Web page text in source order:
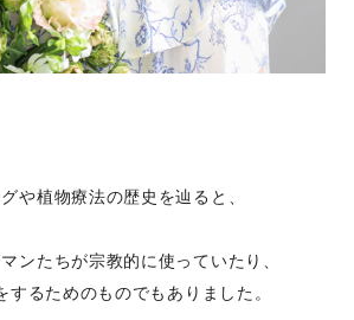
や植物療法の歴史を辿ると、
ンたちが宗教的に使っていたり、
するためのものでもありました。